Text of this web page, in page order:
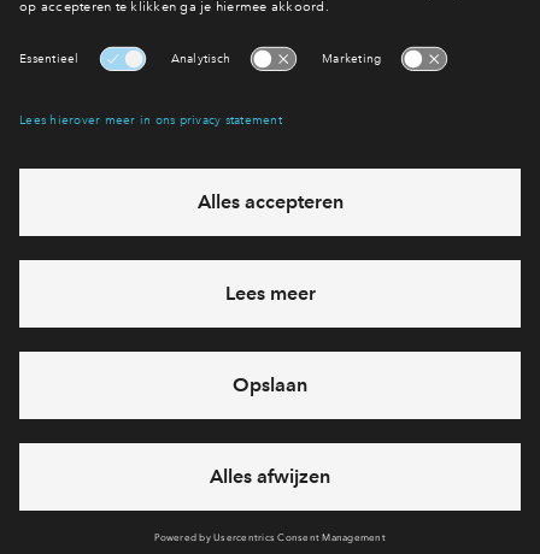
Interesse? Meld je dan snel aan
eventuele projecten
Ja, ik wil mij aanmelden
Heb je een vraag en wil je direct antwoord? Bel ons op
feestdagen)
via chat en telefoon